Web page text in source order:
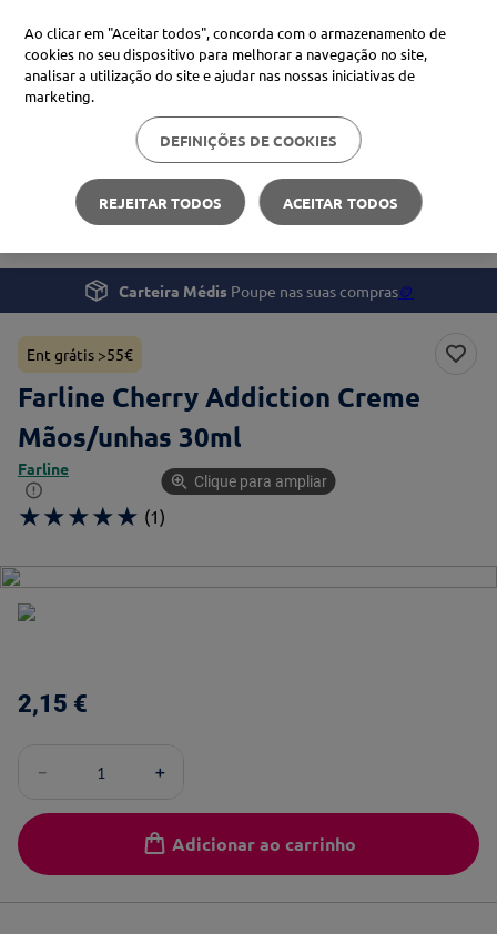
Procure no Marketplace Médis
Pesquisas mais comuns
xiaomi
4º cerave
Beleza e Cuidado pessoal
Farline Cherry Addiction Creme Mãos/unhas 30ml
Carteira Médis Poupe nas suas compras🪙
Ent grátis >55€
Farline Cherry Addiction Creme
Mãos/unhas 30ml
Farline
★★★★★ (1)
Clique para ampliar
2,15 €
＋
－
Adicionar ao carrinho
Ao clicar em "Aceitar todos", concorda com o armazenamento de
cookies no seu dispositivo para melhorar a navegação no site,
analisar a utilização do site e ajudar nas nossas iniciativas de
marketing.
DEFINIÇÕES DE COOKIES
REJEITAR TODOS ACEITAR TODOS